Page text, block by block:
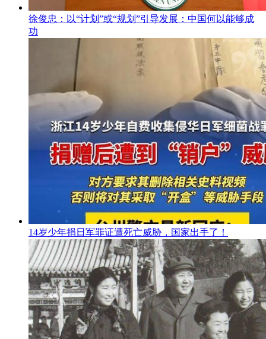
徐俊忠：以“计划”或“规划”引导发展：中国何以能够成
功
14岁少年捐日军罪证遭死亡威胁，国家出手了！